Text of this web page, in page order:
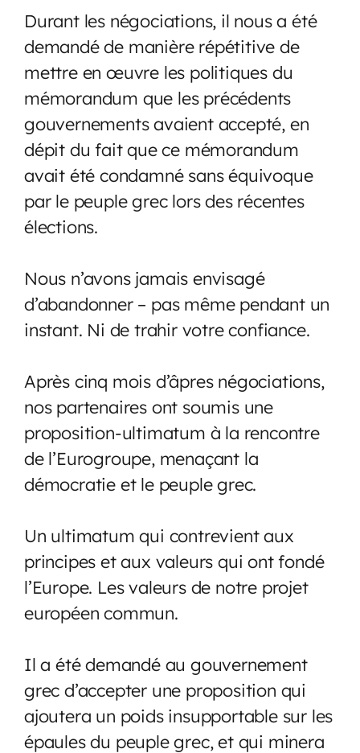
Durant les négociations, il nous a été
demandé de manière répétitive de
mettre en œuvre les politiques du
mémorandum que les précédents
gouvernements avaient accepté, en
dépit du fait que ce mémorandum
avait été condamné sans équivoque
par le peuple grec lors des récentes
élections.
Nous n’avons jamais envisagé
d’abandonner – pas même pendant un
instant. Ni de trahir votre confiance.
Après cinq mois d’âpres négociations,
nos partenaires ont soumis une
proposition-ultimatum à la rencontre
de l’Eurogroupe, menaçant la
démocratie et le peuple grec.
Un ultimatum qui contrevient aux
principes et aux valeurs qui ont fondé
l’Europe. Les valeurs de notre projet
européen commun.
Il a été demandé au gouvernement
grec d’accepter une proposition qui
ajoutera un poids insupportable sur les
épaules du peuple grec, et qui minera